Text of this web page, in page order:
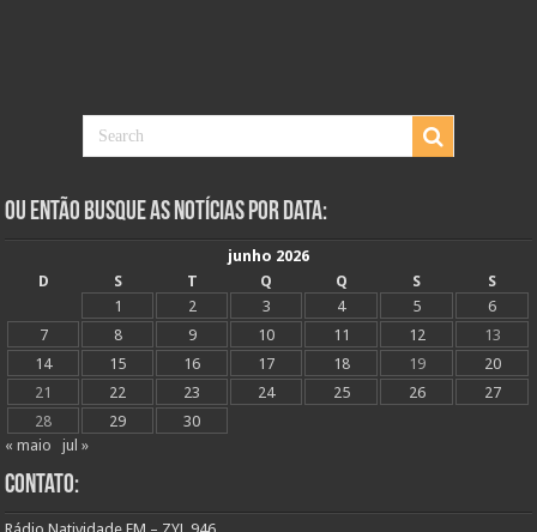
Ou Então Busque as Notícias Por Data:
junho 2026
D
S T Q Q S
S
1
2 3 4 5
6
7
8 9 10 11 12
13
14
15 16 17 18 19
20
21
22 23 24 25 26
27
28
29
30
« maio
jul »
Contato: